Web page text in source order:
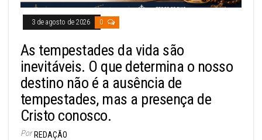
3 de agosto de 2026 0
As tempestades da vida são
inevitáveis. O que determina o nosso
destino não é a ausência de
tempestades, mas a presença de
Cristo conosco.
Por REDAÇÃO